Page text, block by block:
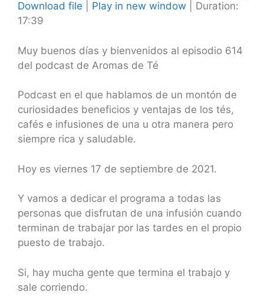
SHARE
LINK
EMBED
Download file Play in new window
Duration:
17:39
Muy buenos días y bienvenidos al episodio 614
del podcast de Aromas de Té
Podcast en el que hablamos de un montón de
curiosidades beneficios y ventajas de los tés,
cafés e infusiones de una u otra manera pero
siempre rica y saludable.
Hoy es viernes 17 de septiembre de 2021.
Y vamos a dedicar el programa a todas las
personas que disfrutan de una infusión cuando
terminan de trabajar por las tardes en el propio
puesto de trabajo.
Si, hay mucha gente que termina el trabajo y
sale corriendo.